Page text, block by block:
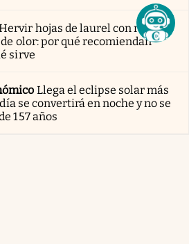
hojas de laurel con ramas
olor: por qué recomiendan
sirve
Llega el eclipse solar más
se convertirá en noche y no se
157 años